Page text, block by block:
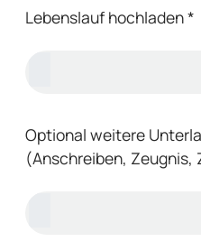
Lebenslauf hochladen*
Optional weitere
(Anschreiben, Zeugnis,